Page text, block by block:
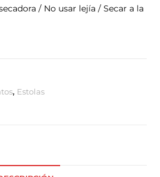
/ No usar lejía / Secar a la
, Estolas